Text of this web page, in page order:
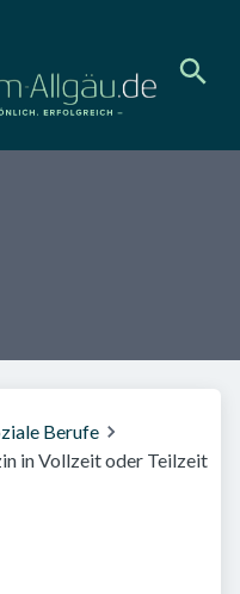
Berufe
in Vollzeit oder Teilzeit